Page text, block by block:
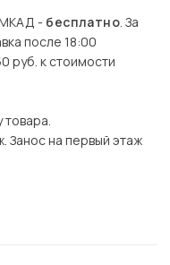
МКАД - бесплатно. За
после 18:00
руб. к стоимости
товара.
Занос на первый этаж